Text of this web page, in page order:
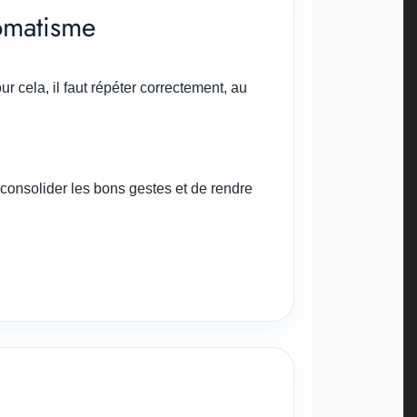
cela, il faut répéter correctement, au
les bons gestes et de rendre